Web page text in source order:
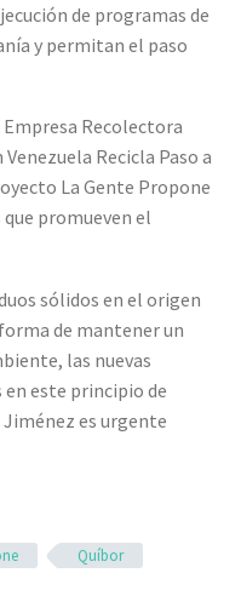
de programas de
y permitan el paso
Recolectora
Recicla Paso a
La Gente Propone
promueven el
sólidos en el origen
de mantener un
las nuevas
este principio de
es urgente
Quíbor